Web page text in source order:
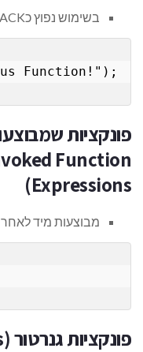
בשימוש נפוץ כCALLBACK או כARGS לפונקציות אחרות.
Function
Expressions)
מבוצעות מיד
פונקציות גנרטור (Generator Functions)